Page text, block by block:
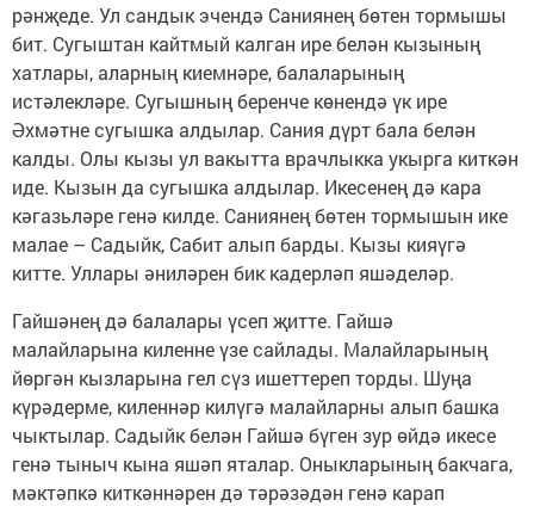
рәнҗеде. Ул сандык эчендә Саниянең бөтен тормышы
бит. Сугыштан кайтмый калган ире белән кызының
хатлары, аларның киемнәре, балаларының
истәлекләре. Сугышның беренче көнендә үк ире
Әхмәтне сугышка алдылар. Сания дүрт бала белән
калды. Олы кызы ул вакытта врачлыкка укырга киткән
иде. Кызын да сугышка алдылар. Икесенең дә кара
кәгазьләре генә килде. Саниянең бөтен тормышын ике
малае – Садыйк, Сабит алып барды. Кызы кияүгә
китте. Уллары әниләрен бик кадерләп яшәделәр.
Гайшәнең дә балалары үсеп җитте. Гайшә
малайларына киленне үзе сайлады. Малайларының
йөргән кызларына гел сүз ишеттереп торды. Шуңа
күрәдерме, киленнәр килүгә малайларны алып башка
чыктылар. Садыйк белән Гайшә бүген зур өйдә икесе
генә тыныч кына яшәп яталар. Оныкларының бакчага,
мәктәпкә киткәннәрен дә тәрәзәдән генә карап